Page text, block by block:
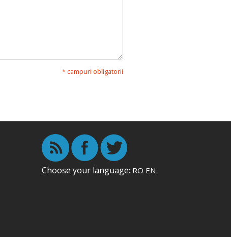
* campuri obligatorii
Choose your language: RO EN